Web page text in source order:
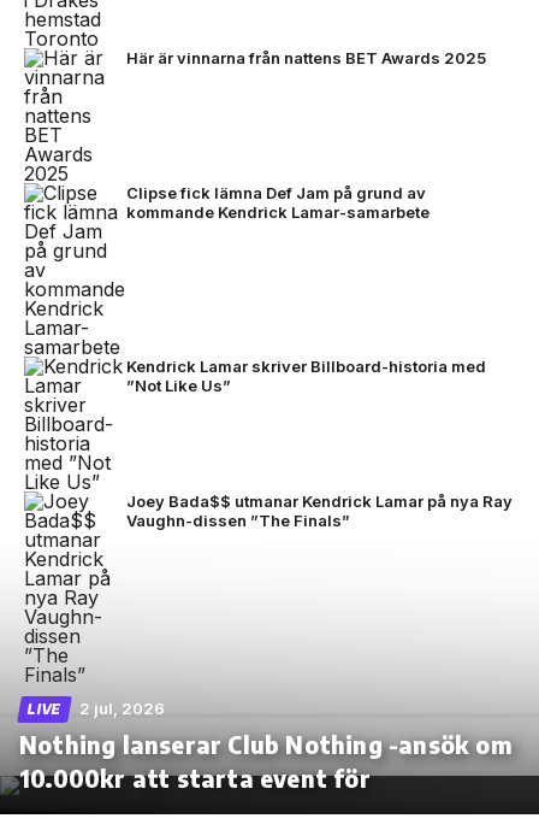
Här är vinnarna från nattens BET Awards 2025
Clipse fick lämna Def Jam på grund av
kommande Kendrick Lamar-samarbete
Kendrick Lamar skriver Billboard-historia med
”Not Like Us”
Joey Bada$$ utmanar Kendrick Lamar på nya Ray
Vaughn-dissen ”The Finals”
LIVE 2 jul, 2026
Nothing lanserar Club Nothing -ansök om
10.000kr att starta event för